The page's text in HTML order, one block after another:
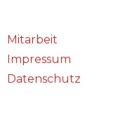
Mitarbeit
Impressum
Datenschutz